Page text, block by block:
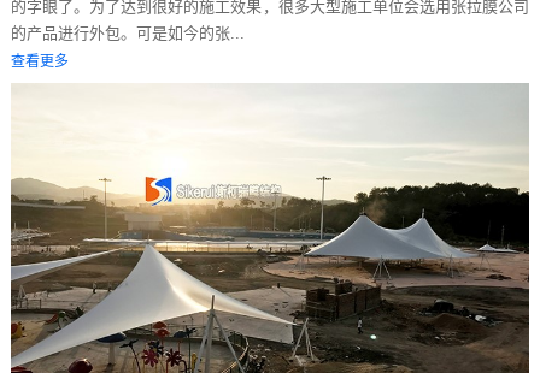
的字眼了。为了达到很好的施工效果，很多大型施工单位会选用张拉膜公司
的产品进行外包。可是如今的张...
查看更多